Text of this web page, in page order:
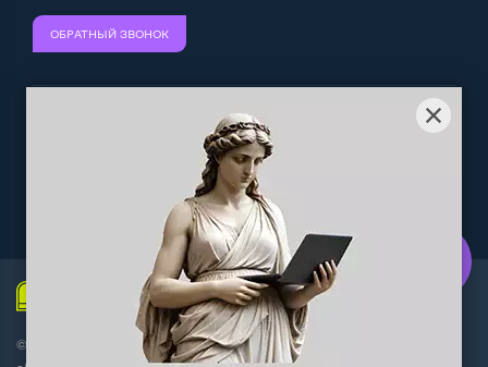
Разъем для наушников 3.5 мм
Разъем для микрофона
2-4 шт
Выход Com Port Нет
Беспроводные подключения:
ОБРАТНЫЙ ЗВОНОК
Следите за нами:
Work.ua— самий кльовий
наш партнер
© Интернет-магазин ChipChip - компьютерная техника и